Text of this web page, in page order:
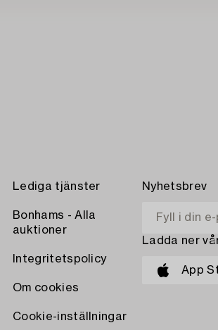
Lediga tjänster
Bonhams - Alla
auktioner
Integritetspolicy
Om cookies
Cookie-inställningar
Nyhetsbrev
Ladda ner
App